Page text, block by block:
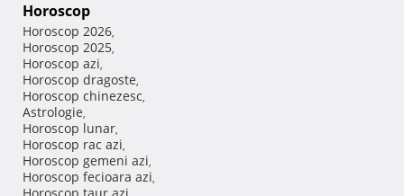
Horoscop
Horoscop 2026,
Horoscop 2025,
Horoscop azi,
Horoscop dragoste,
Horoscop chinezesc,
Astrologie,
Horoscop lunar,
Horoscop rac azi,
Horoscop gemeni azi,
Horoscop fecioara azi,